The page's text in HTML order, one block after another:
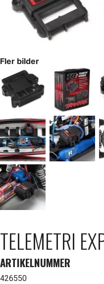
Fler bilder
TELEMETRI
ARTIKELNUMMER
426550